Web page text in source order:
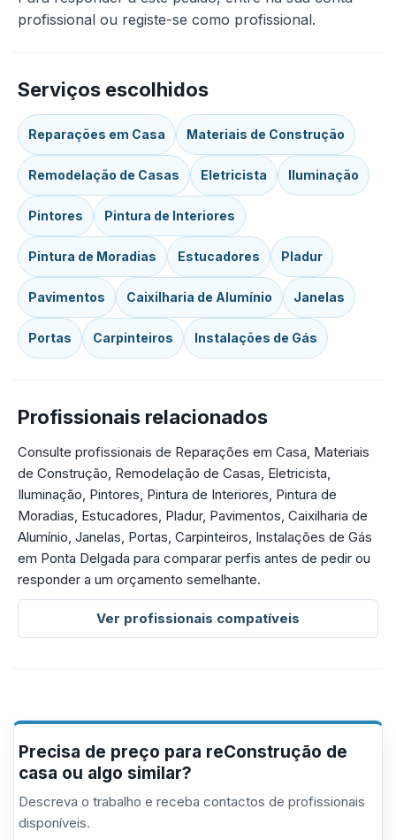
profissional ou registe-se como profissional.
Serviços escolhidos
Reparações em Casa Materiais de Construção
Remodelação de Casas Eletricista Iluminação
Pintores Pintura de Interiores
Pintura de Moradias Estucadores Pladur
Pavimentos Caixilharia de Alumínio Janelas
Portas Carpinteiros Instalações de Gás
Profissionais relacionados
Consulte profissionais de Reparações em Casa, Materiais
de Construção, Remodelação de Casas, Eletricista,
Iluminação, Pintores, Pintura de Interiores, Pintura de
Moradias, Estucadores, Pladur, Pavimentos, Caixilharia de
Alumínio, Janelas, Portas, Carpinteiros, Instalações de Gás
em Ponta Delgada para comparar perfis antes de pedir ou
responder a um orçamento semelhante.
Ver profissionais compatíveis
Precisa de preço para reConstrução de
casa ou algo similar?
Descreva o trabalho e receba contactos de profissionais
disponíveis.